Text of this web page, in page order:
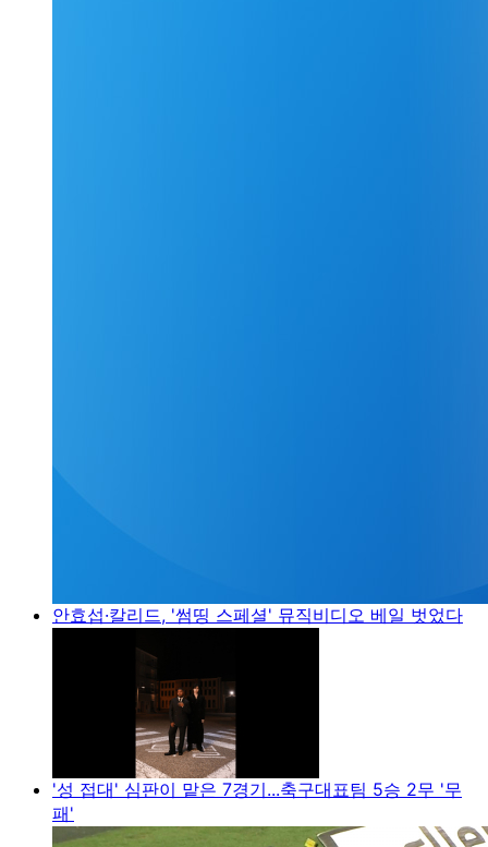
안효섭·칼리드, '썸띵 스페셜' 뮤직비디오 베일 벗었다
'성 접대' 심판이 맡은 7경기...축구대표팀 5승 2무 '무
패'